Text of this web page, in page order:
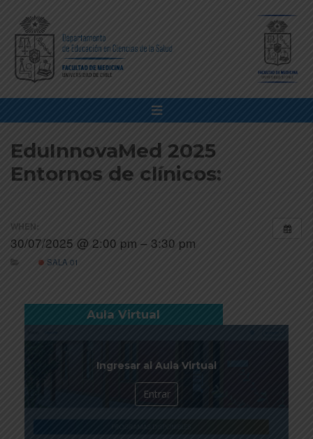
EduInnovaMed 2025
Entornos de clínicos:
WHEN:
30/07/2025 @ 2:00 pm – 3:30 pm
SALA 01
Aula Virtual
Ingresar al Aula Virtual
Entrar